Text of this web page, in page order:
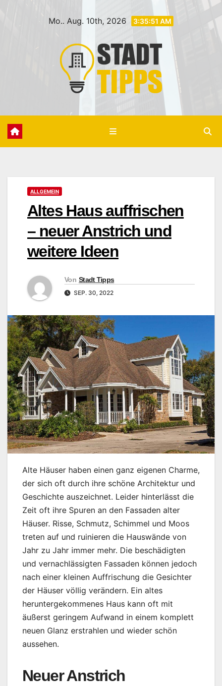
Mo.. Aug. 10th, 2026 3:35:52 AM
ALLGEMEIN
Altes Haus auffrischen
– neuer Anstrich und
weitere Ideen
Von Stadt Tipps
SEP. 30, 2022
Alte Häuser haben einen ganz eigenen Charme,
der sich oft durch ihre schöne Architektur und
Geschichte auszeichnet. Leider hinterlässt die
Zeit oft ihre Spuren an den Fassaden alter
Häuser. Risse, Schmutz, Schimmel und Moos
treten auf und ruinieren die Hauswände von
Jahr zu Jahr immer mehr. Die beschädigten
und vernachlässigten Fassaden können jedoch
nach einer kleinen Auffrischung die Gesichter
der Häuser völlig verändern. Ein altes
heruntergekommenes Haus kann oft mit
äußerst geringem Aufwand in einem komplett
neuen Glanz erstrahlen und wieder schön
aussehen.
Neuer Anstrich